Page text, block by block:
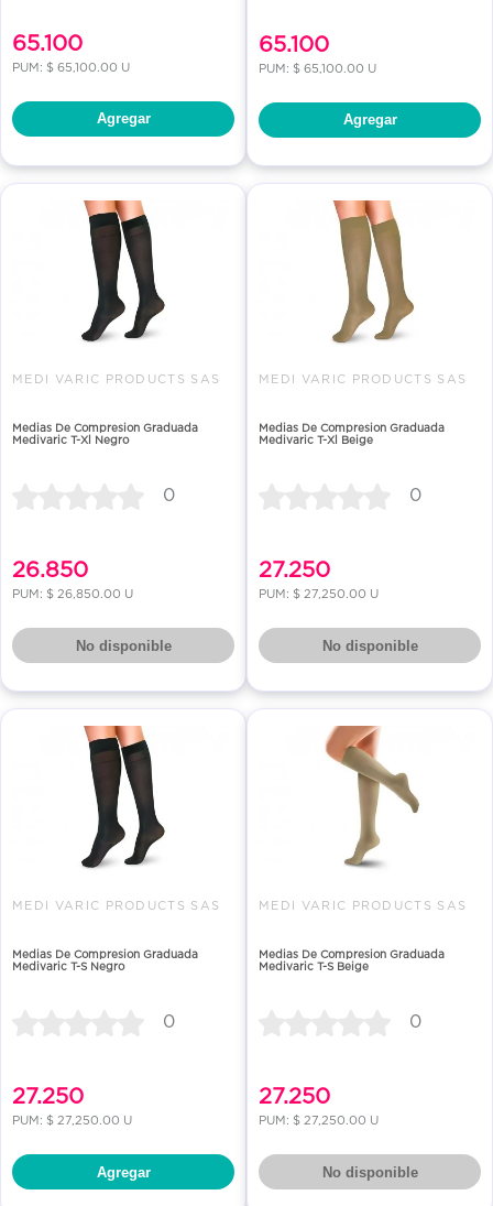
65.100
PUM: $ 65,100.00 U
Agregar
65.100
PUM: $ 65,100.00 U
Agregar
MEDI VARIC PRODUCTS SAS
Medias De Compresion Graduada
Medivaric T-Xl Negro
0
26.850
PUM: $ 26,850.00 U
No disponible
MEDI VARIC PRODUCTS SAS
Medias De Compresion Graduada
Medivaric T-Xl Beige
0
27.250
PUM: $ 27,250.00 U
No disponible
MEDI VARIC PRODUCTS SAS
Medias De Compresion Graduada
Medivaric T-S Negro
0
27.250
PUM: $ 27,250.00 U
Agregar
MEDI VARIC PRODUCTS SAS
Medias De Compresion Graduada
Medivaric T-S Beige
0
27.250
PUM: $ 27,250.00 U
No disponible